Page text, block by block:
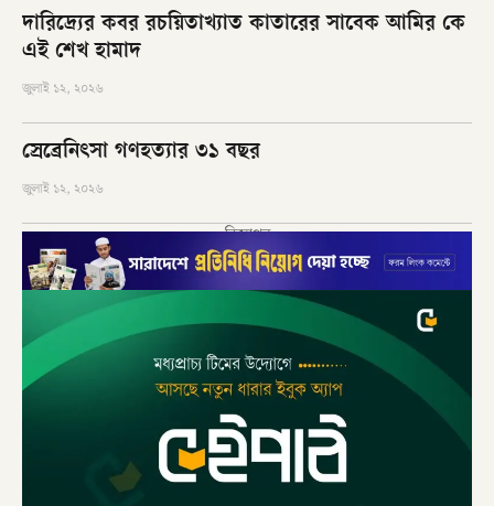
দারিদ্র্যের কবর রচয়িতাখ্যাত কাতারের সাবেক আমির কে
এই শেখ হামাদ
জুলাই ১২, ২০২৬
স্রেব্রেনিৎসা গণহত্যার ৩১ বছর
জুলাই ১২, ২০২৬
বিজ্ঞাপন